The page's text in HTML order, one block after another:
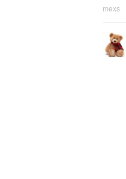
mexs